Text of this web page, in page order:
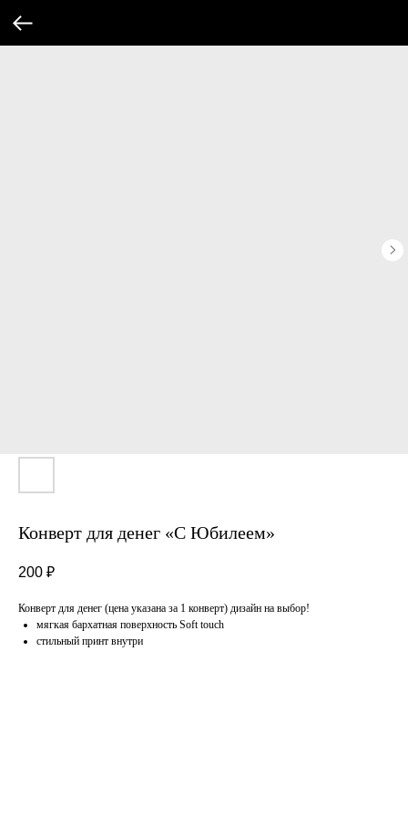
Конверт для денег «С Юбилеем»
200 ₽
Конверт для денег (цена указана за 1 конверт) дизайн на выбор!
мягкая бархатная поверхность Soft touch
стильный принт внутри